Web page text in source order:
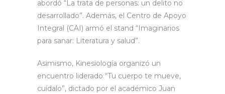
abordó “La trata de personas: un delito no
desarrollado”. Además, el Centro de Apoyo
Integral (CAI) armó el stand “Imaginarios
para sanar: Literatura y salud”.
Asimismo, Kinesiología organizó un
encuentro liderado “Tu cuerpo te mueve,
cuídalo”, dictado por el académico Juan